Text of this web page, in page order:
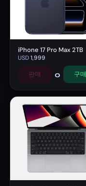
iPhone 17 Pro Max 2TB
USD1,999
판매 0 구매